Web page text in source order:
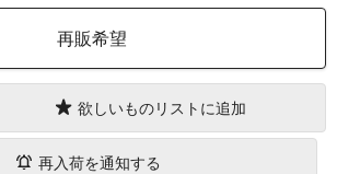
再販希望
欲しいものリストに追加
再入荷を通知する